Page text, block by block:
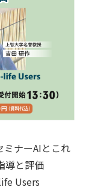
ミナーAIとこれ
導と評価
Users